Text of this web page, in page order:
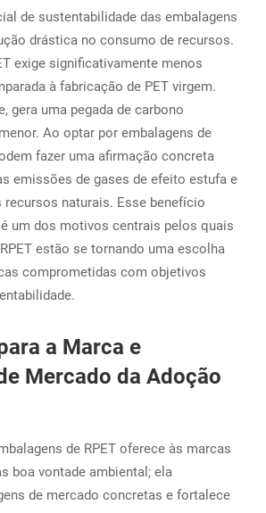
de sustentabilidade das embalagens
drástica no consumo de recursos.
exige significativamente menos
à fabricação de PET virgem.
gera uma pegada de carbono
Ao optar por embalagens de
fazer uma afirmação concreta
emissões de gases de efeito estufa e
recursos naturais. Esse benefício
um dos motivos centrais pelos quais
estão se tornando uma escolha
comprometidas com objetivos
a Marca e
Mercado da Adoção
de RPET oferece às marcas
boa vontade ambiental; ela
de mercado concretas e fortalece